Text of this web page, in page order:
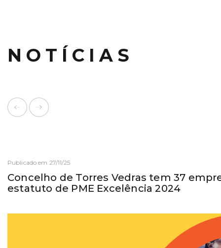
NOTÍCIAS
Publicado em 27/11/25
Concelho de Torres Vedras tem 37
estatuto de PME Excelência 2024